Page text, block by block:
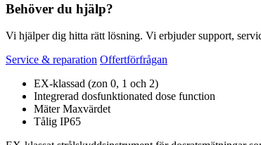
Behöver du hjälp?
Vi hjälper dig hitta rätt lösning. Vi erbjuder support,
Service & reparation Offertförfrågan
EX-klassad (zon 0, 1 och 2)
Integrerad dosfunktionated dose function
Mäter Maxvärdet
Tålig IP65